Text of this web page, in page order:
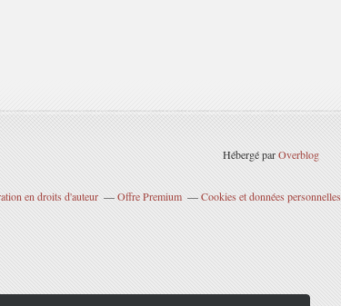
Hébergé parOverblog
en droits d'auteur Offre Premium Cookies et données personnelles